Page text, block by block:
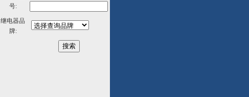
号:
继电器品
牌: